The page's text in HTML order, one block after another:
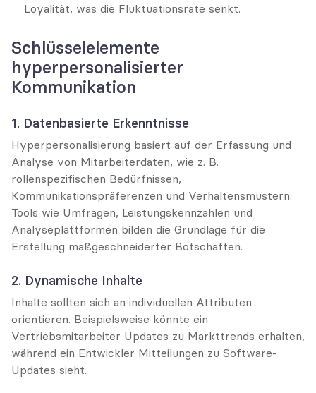
Loyalität, was die Fluktuationsrate senkt.
Schlüsselelemente
hyperpersonalisierter
Kommunikation
1. Datenbasierte Erkenntnisse
Hyperpersonalisierung basiert auf der Erfassung und
Analyse von Mitarbeiterdaten, wie z. B.
rollenspezifischen Bedürfnissen,
Kommunikationspräferenzen und Verhaltensmustern.
Tools wie Umfragen, Leistungskennzahlen und
Analyseplattformen bilden die Grundlage für die
Erstellung maßgeschneiderter Botschaften.
2. Dynamische Inhalte
Inhalte sollten sich an individuellen Attributen
orientieren. Beispielsweise könnte ein
Vertriebsmitarbeiter Updates zu Markttrends erhalten,
während ein Entwickler Mitteilungen zu Software-
Updates sieht.